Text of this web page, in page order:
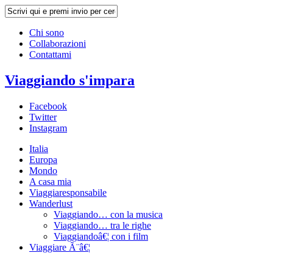
Chi sono
Collaborazioni
Contattami
Viaggiando s'impara
Facebook
Twitter
Instagram
Italia
Europa
Mondo
A casa mia
Viaggiaresponsabile
Wanderlust
Viaggiando… con la musica
Viaggiando… tra le righe
Viaggiandoâ€¦ con i film
Viaggiare Ã¨â€¦